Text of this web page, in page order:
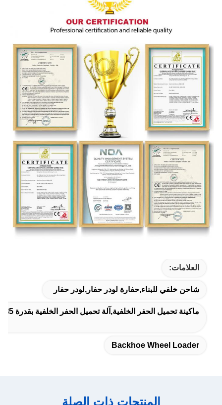
العلامات:
شاحن خلفي للبناء,حفارة لودر حفار,لودر حفار
ماكينة تحميل الحفر الخلفية,آلة تحميل الحفر الخلفية بقدرة 85 كيلوواط,85 كيلو واط محمولة الحفر للإنشاءات
Backhoe Wheel Loader
المنتجات ذات الصلة